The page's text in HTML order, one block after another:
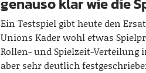
Ein Testspiel gibt heute den
Unions Kader wohl etwas
Rollen- und Spielzeit-Verteilung
aber sehr deutlich